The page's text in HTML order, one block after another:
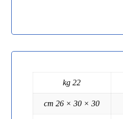
22 kg
30 × 30 × 26 cm